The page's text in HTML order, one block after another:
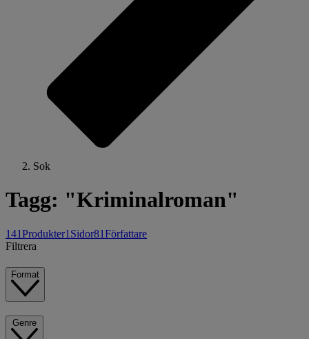
Sok
Tagg: "Kriminalroman"
141Produkter1 Sidor81Författare
Filtrera
Format